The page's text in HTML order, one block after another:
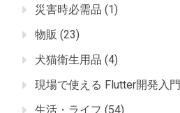
災害時必需品 (1)
物販 (23)
犬猫衛生用品 (4)
現場で使える Flutter開発入門
生活・ライフ (54)